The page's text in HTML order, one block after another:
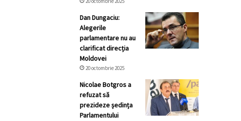
Dan Dungaciu:
Alegerile
parlamentare nu au
clarificat direcția
Moldovei
20 octombrie 2025
Nicolae Botgros a
refuzat să
prezideze ședința
Parlamentului